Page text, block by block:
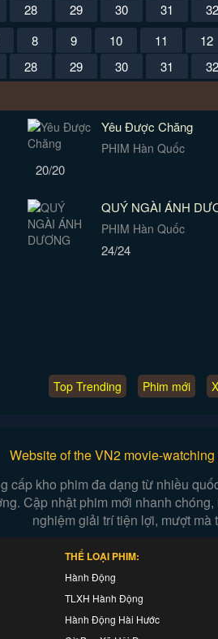
28 29 30 31 32
8 9 10 11 12
28 29 30 31 32
Yêu Được Chăng
PHIM Hàn Quốc
20/20
QUÝ NGÀI ÁNH
PHIM Hàn Quốc
24/24
Top Trending Phim mới
Website of the VN2 movie-
cấp kho phim đa dạng từ nhiều
Cập nhật phim mới nhanh
nghiệm giải trí tiện lợi, mượt mà
THỂ LOẠI PHIM:
Hành Động
TLXH Hành Động
Hành Động Hài Hước